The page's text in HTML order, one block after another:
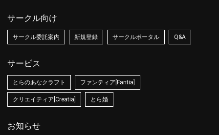
サークル向け
サークル委託案内 新規登録 サークルポータル Q&A
サービス
とらのあなクラフト ファンティア[Fantia]
クリエイティア[Creatia] とら婚
お知らせ